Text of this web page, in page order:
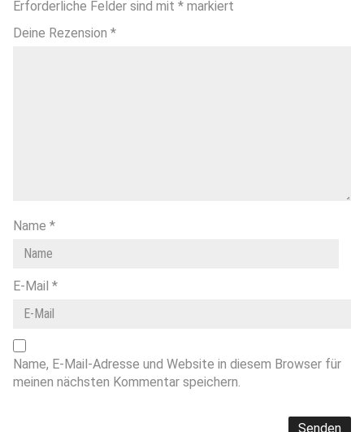
Erforderliche Felder sind mit * markiert
Deine Rezension *
Name *
E-Mail *
Name, E-Mail-Adresse und Website in diesem Browser für
meinen nächsten Kommentar speichern.